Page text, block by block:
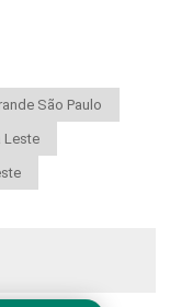
São Paulo
Leste